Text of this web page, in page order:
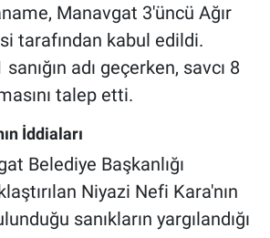
Manavgat 3'üncü Ağır
tarafından kabul edildi.
adı geçerken, savcı 8
talep etti.
İddiaları
Belediye Başkanlığı
Niyazi Nefi Kara'nın
sanıkların yargılandığı